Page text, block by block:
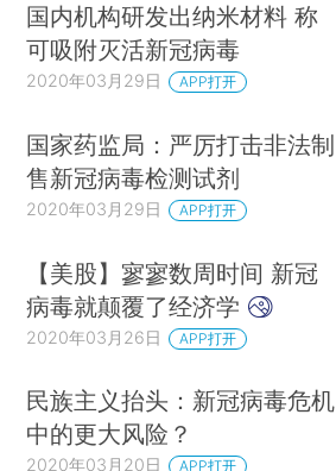
国内机构研发出纳米材料 称
可吸附灭活新冠病毒
2020年03月29日 APP打开
国家药监局：严厉打击非法制
售新冠病毒检测试剂
2020年03月29日 APP打开
【美股】寥寥数周时间 新冠
病毒就颠覆了经济学
2020年03月26日 APP打开
民族主义抬头：新冠病毒危机
中的更大风险？
2020年03月20日 APP打开